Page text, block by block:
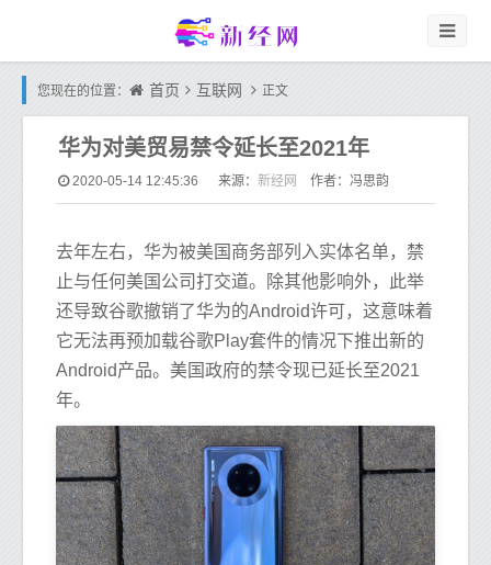
您现在的位置： 首页 互联网 正文
华为对美贸易禁令延长至2021年
2020-05-14 12:45:36 来源： 新经网 作者：冯思韵
去年左右，华为被美国商务部列入实体名单，禁
止与任何美国公司打交道。除其他影响外，此举
还导致谷歌撤销了华为的Android许可，这意味着
它无法再预加载谷歌Play套件的情况下推出新的
Android产品。美国政府的禁令现已延长至2021
年。